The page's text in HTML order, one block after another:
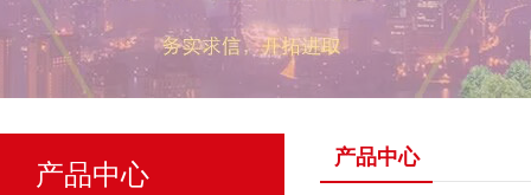
产品中心
产品中心